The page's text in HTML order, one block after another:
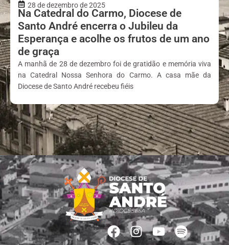
28 de dezembro de 2025
Na Catedral do Carmo, Diocese de
Santo André encerra o Jubileu da
Esperança e acolhe os frutos de um ano
de graça
A manhã de 28 de dezembro foi de gratidão e memória viva
na Catedral Nossa Senhora do Carmo. A casa mãe da
Diocese de Santo André recebeu fiéis